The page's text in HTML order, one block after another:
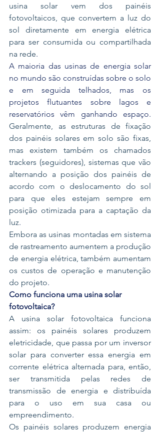
usina solar vem dos painéis
fotovoltaicos, que convertem a luz do
sol diretamente em energia elétrica
para ser consumida ou compartilhada
na rede.
A maioria das usinas de energia solar
no mundo são construídas sobre o solo
e em seguida telhados, mas os
projetos flutuantes sobre lagos e
Geralmente, as estruturas de fixação
dos painéis solares em solo são fixas,
mas existem também os chamados
trackers (seguidores), sistemas que vão
alternando a posição dos painéis de
acordo com o deslocamento do sol
para que eles estejam sempre em
posição otimizada para a captação da
luz.
Embora as usinas montadas em sistema
de rastreamento aumentem a produção
de energia elétrica, também aumentam
os custos de operação e manutenção
do projeto.
Como funciona uma usina solar
fotovoltaica?
A usina solar fotovoltaica funciona
assim: os painéis solares produzem
eletricidade, que passa por um inversor
solar para converter essa energia em
corrente elétrica alternada para, então,
ser transmitida pelas redes de
transmissão de energia e distribuída
para o uso em sua casa ou
empreendimento.
Os painéis solares produzem energia